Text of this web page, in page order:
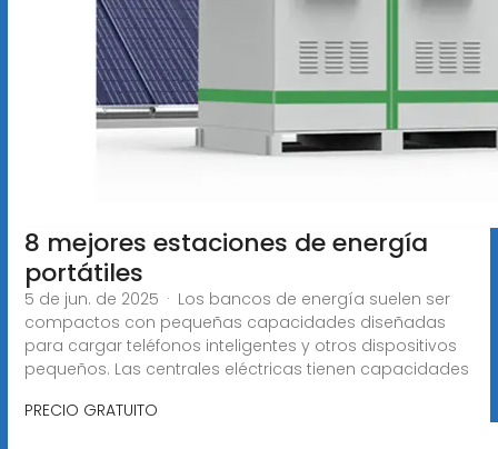
8 mejores estaciones de energía
portátiles
5 de jun. de 2025 · Los bancos de energía suelen ser
compactos con pequeñas capacidades diseñadas
para cargar teléfonos inteligentes y otros dispositivos
pequeños. Las centrales eléctricas tienen capacidades
PRECIO GRATUITO